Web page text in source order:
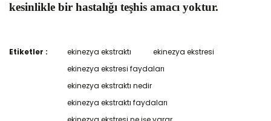
kesinlikle bir hastalığı teşhis amacı yoktur.
Bu ürüne ilk yorumu siz yapın!
Yorum Yaz
Bu ürünün fiyat bilgisi, resim, ürün açıklamalarında ve diğer
konularda yetersiz gördüğünüz noktaları öneri formunu
kullanarak tarafımıza iletebilirsiniz.
Görüş ve önerileriniz için teşekkür ederiz.
Ürün resmi kalitesiz, bozuk veya görüntülenemiyor.
Etiketler : ekinezya ekstraktı
ekinezya ekstresi
ekinezya ekstresi faydaları
ekinezya ekstraktı nedir
ekinezya ekstraktı faydaları